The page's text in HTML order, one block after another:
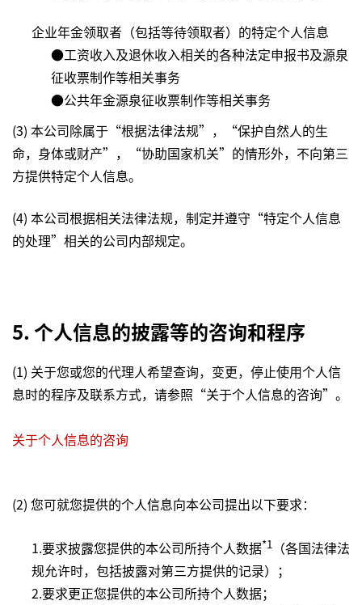
企业年金领取者（包括等待领取者）的特定个人信息
●工资收入及退休收入相关的各种法定申报书及源泉
征收票制作等相关事务
●公共年金源泉征收票制作等相关事务
(3) 本公司除属于“根据法律法规”，“保护自然人的生
命，身体或财产”，“协助国家机关”的情形外，不向第三
方提供特定个人信息。
(4) 本公司根据相关法律法规，制定并遵守“特定个人信息
的处理”相关的公司内部规定。
5. 个人信息的披露等的咨询和程序
(1) 关于您或您的代理人希望查询，变更，停止使用个人信
息时的程序及联系方式，请参照“关于个人信息的咨询”。
关于个人信息的咨询
(2) 您可就您提供的个人信息向本公司提出以下要求：
1.要求披露您提供的本公司所持个人数据*1 （各国法律法
规允许时，包括披露对第三方提供的记录）；
2.要求更正您提供的本公司所持个人数据；